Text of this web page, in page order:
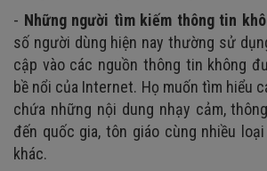
- Những người tìm kiếm thông tin
số người dùng hiện nay thường sử
cập vào các nguồn thông tin không
bề nổi của Internet. Họ muốn tìm hiểu
chứa những nội dung nhạy cảm,
đến quốc gia, tôn giáo cùng nhiều
khác.